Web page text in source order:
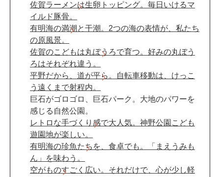
佐賀ラーメンは生卵トッピング。毎日いけるマ
イルド豚骨。
有明海の満潮と干潮。2つの海の表情が、私たち
の原風景。
佐賀のこどもは丸ぼうろで育つ。好みの丸ぼう
ろはそれぞれ違う。
平野だから、道が平ら。自転車移動は、けっこ
う遠くまで射程内。
巨石がゴロゴロ、巨石パーク。大地のパワーを
感じる自然公園。
レトロな手づくり感で大人気。神野公園こども
遊園地が楽しい。
有明海の珍魚たちを、食卓でも。「まえうみも
ん」を味わう。
空がものすごく広い。それだけで、心が少し軽